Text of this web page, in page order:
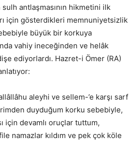
sulh antlaşmasının hikmetini ilk
için gösterdikleri memnuniyetsizlik
büyük bir korkuya
vahiy ineceğinden ve helâk
ediyorlardı. Hazret-i Ömer (RA)
aleyhi ve sellem-’e karşı sarf
duyduğum korku sebebiyle,
için devamlı oruçlar tuttum,
namazlar kıldım ve pek çok köle